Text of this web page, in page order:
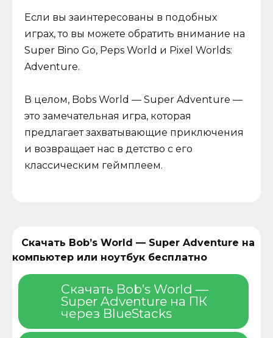
Если вы заинтересованы в подобных
играх, то вы можете обратить внимание на
Super Bino Go, Peps World и Pixel Worlds:
Adventure.
В целом, Bobs World — Super Adventure —
это замечательная игра, которая
предлагает захватывающие приключения
и возвращает нас в детство с его
классическим геймплеем.
Скачать Bob’s World — Super Adventure на
компьютер или ноутбук бесплатно
Скачать Bob’s World —
Super Adventure на ПК
через BlueStacks